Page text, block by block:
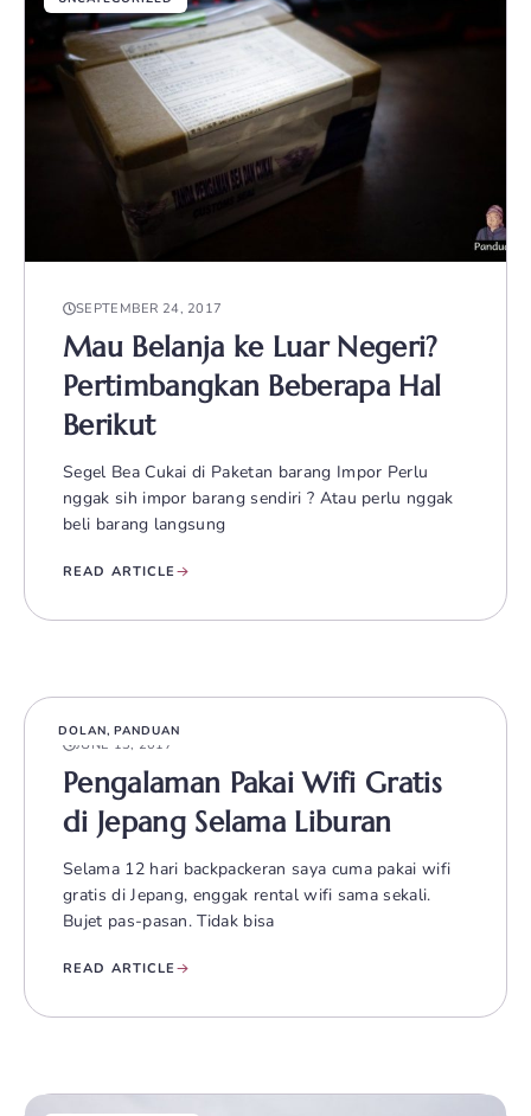
SEPTEMBER 24, 2017
Mau Belanja ke Luar Negeri?
Pertimbangkan Beberapa Hal
Berikut
Segel Bea Cukai di Paketan barang Impor Perlu
nggak sih impor barang sendiri ? Atau perlu nggak
beli barang langsung
READ ARTICLE
DOLAN, PANDUAN
JUNE 13, 2017
Pengalaman Pakai Wifi Gratis
di Jepang Selama Liburan
Selama 12 hari backpackeran saya cuma pakai wifi
gratis di Jepang, enggak rental wifi sama sekali.
Bujet pas-pasan. Tidak bisa
READ ARTICLE